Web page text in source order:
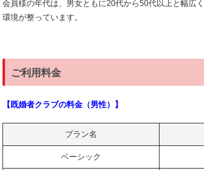
会員様の年代は、男女ともに20代から50代以上と幅広
環境が整っています。
ご利用料金
【既婚者クラブの料金（男性）】
プラン名
ベーシック